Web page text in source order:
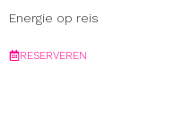
Energie op reis
RESERVEREN